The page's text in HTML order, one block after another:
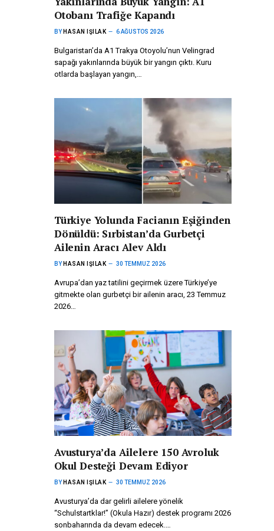
Otobanı Trafiğe Kapandı
BY HASAN IŞILAK 6 AĞUSTOS 2026
Bulgaristan’da A1 Trakya Otoyolu’nun Velingrad
sapağı yakınlarında büyük bir yangın çıktı. Kuru
otlarda başlayan yangın,…
Türkiye Yolunda Facianın Eşiğinden
Dönüldü: Sırbistan’da Gurbetçi
Ailenin Aracı Alev Aldı
BY HASAN IŞILAK 30 TEMMUZ 2026
Avrupa’dan yaz tatilini geçirmek üzere Türkiye’ye
gitmekte olan gurbetçi bir ailenin aracı, 23 Temmuz
2026…
Avusturya’da Ailelere 150 Avroluk
Okul Desteği Devam Ediyor
BY HASAN IŞILAK 30 TEMMUZ 2026
Avusturya’da dar gelirli ailelere yönelik
“Schulstartklar!” (Okula Hazır) destek programı 2026
sonbaharında da devam edecek.…